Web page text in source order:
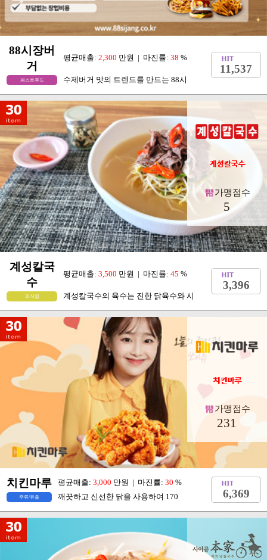
88시장버
거
평균매출: 2,300 만원 | 마진률: 38 %
패스트푸드 수제버거 맛의 트렌드를 만드는 88시
11,537
가맹점수
5
계성칼국
수
평균매출: 3,500 만원 | 마진률: 45 %
외식업 계성칼국수의 육수는 진한 닭육수와 시
3,396
가맹점수
231
치킨마루 평균매출: 3,000 만원 | 마진률: 30 %
주류/유흥 깨끗하고 신선한 닭을 사용하여 170 6,369